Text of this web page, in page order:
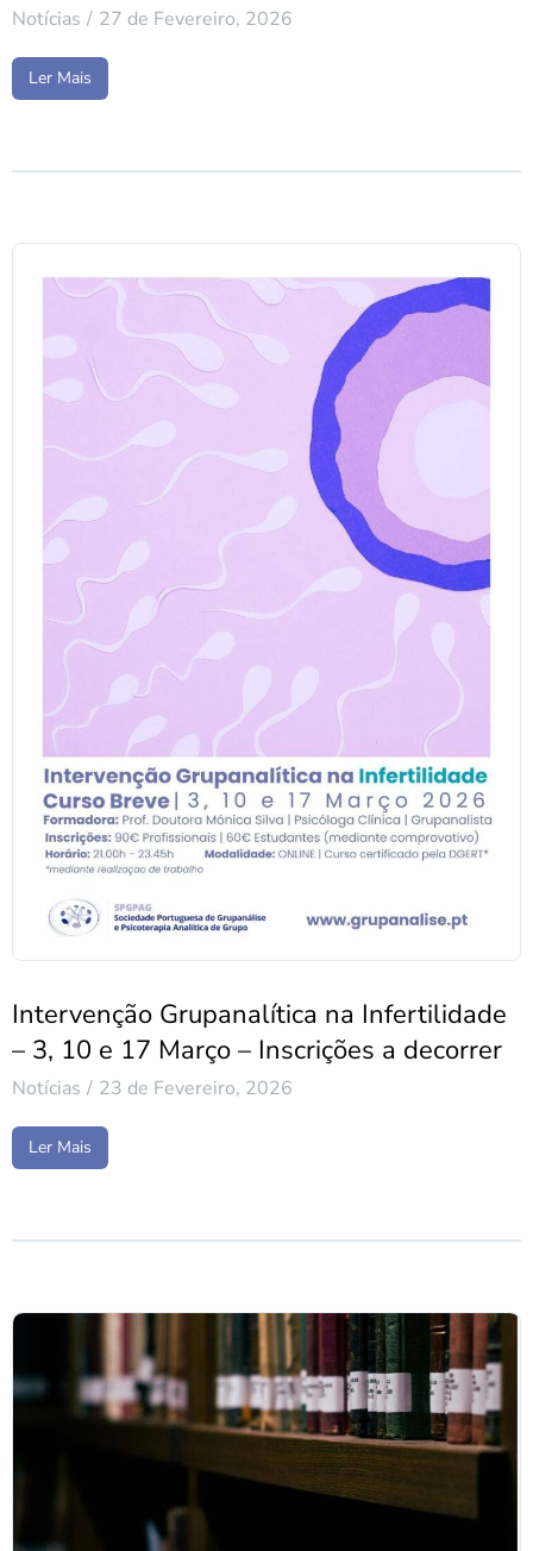
Notícias 27 de Fevereiro, 2026
Ler Mais
Intervenção Grupanalítica na Infertilidade
– 3, 10 e 17 Março – Inscrições a decorrer
Notícias 23 de Fevereiro, 2026
Ler Mais